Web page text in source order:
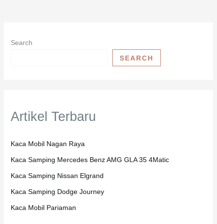
Search
SEARCH
Artikel Terbaru
Kaca Mobil Nagan Raya
Kaca Samping Mercedes Benz AMG GLA 35 4Matic
Kaca Samping Nissan Elgrand
Kaca Samping Dodge Journey
Kaca Mobil Pariaman